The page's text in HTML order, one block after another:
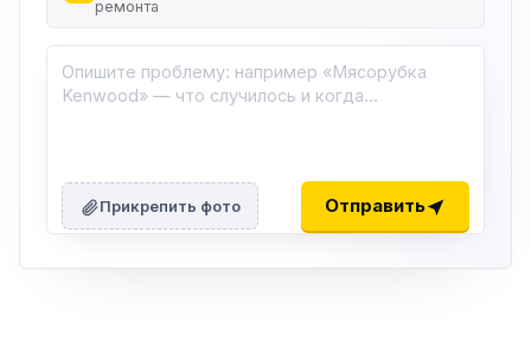
ремонта
Прикрепить фото Отправить